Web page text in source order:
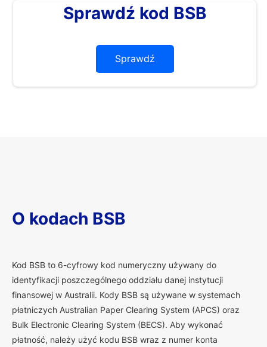
Sprawdź kod BSB
Sprawdź
O kodach BSB
Kod BSB to 6-cyfrowy kod numeryczny używany do
identyfikacji poszczególnego oddziału danej instytucji
finansowej w Australii. Kody BSB są używane w systemach
płatniczych Australian Paper Clearing System (APCS) oraz
Bulk Electronic Clearing System (BECS). Aby wykonać
płatność, należy użyć kodu BSB wraz z numer konta